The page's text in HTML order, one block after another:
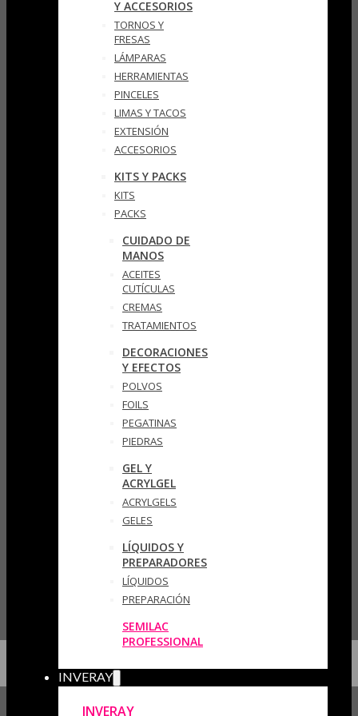
Y ACCESORIOS
TORNOS Y
FRESAS
LÁMPARAS
HERRAMIENTAS
PINCELES
LIMAS Y TACOS
EXTENSIÓN
ACCESORIOS
KITS Y PACKS
KITS
PACKS
CUIDADO DE
MANOS
ACEITES
CUTÍCULAS
CREMAS
TRATAMIENTOS
DECORACIONES
Y EFECTOS
POLVOS
FOILS
PEGATINAS
PIEDRAS
GEL Y
ACRYLGEL
ACRYLGELS
GELES
LÍQUIDOS Y
PREPARADORES
LÍQUIDOS
PREPARACIÓN
SEMILAC
PROFESSIONAL
INVERAY
INVERAY